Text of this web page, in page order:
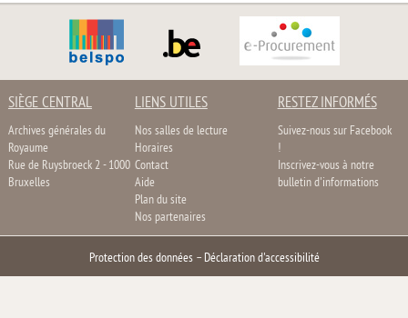
SIÈGE CENTRAL
Archives générales du
Royaume
Rue de Ruysbroeck 2 - 1000
Bruxelles
LIENS UTILES
Nos salles de lecture
Horaires
Contact
Aide
Plan du site
Nos partenaires
RESTEZ INFORMÉS
Suivez-nous sur Facebook
!
Inscrivez-vous à notre
bulletin d'informations
Protection des données– Déclaration d'accessibilité